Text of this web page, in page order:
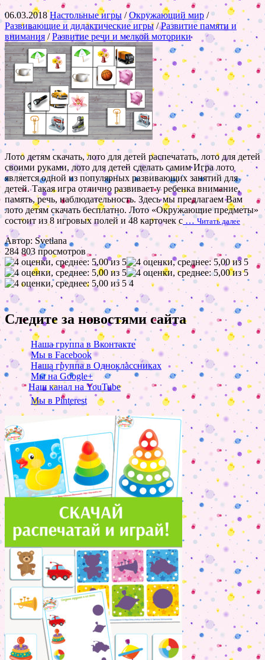
06.03.2018Настольные игры /Окружающий мир /
Развивающие и дидактические игры/Развитие памяти и
внимания/Развитие речи и мелкой моторики
Лото детям скачать, лото для детей распечатать, лото для детей
своими руками, лото для детей сделать самим Игра лото
является одной из популярных развивающих занятий для
детей. Такая игра отлично развивает у ребенка внимание,
память, речь, наблюдательность. Здесь мы предлагаем Вам
лото детям скачать бесплатно. Лото «Окружающие предметы»
состоит из 8 игровых полей и 48 карточек с…Читать далее
Автор: Svetlana
284 803 просмотров
4
Следите за новостями сайта
Наша группа в Вконтакте
Мы в Facebook
Наша группа в Одноклассниках
Мы на Google+
Наш канал на YouTube
Мы в Pinterest